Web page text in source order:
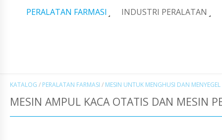
PERALATAN FARMASI INDUSTRI PERALATAN
KATALOG / PERALATAN FARMASI / MESIN UNTUK MENGHUSI DAN
MESIN AMPUL KACA OTATIS DAN MESIN